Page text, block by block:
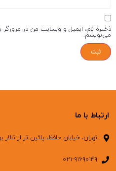
ذخیره نام، ایمیل و وبسایت من در مرورگر
می‌نویسم.
ارتباط با ما
تهران، خیابان حافظ، پائین تر از تالار
۰۲۱-۹۱۶۹۰۱۴۹